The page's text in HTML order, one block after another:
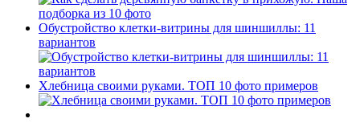
Обустройство клетки-витрины для шиншиллы: 11
вариантов
Хлебница своими руками. ТОП 10 фото примеров